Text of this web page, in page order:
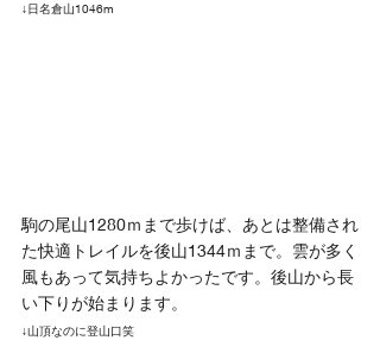
↓日名倉山1046m
駒の尾山1280ｍまで歩けば、あとは整備され
た快適トレイルを後山1344ｍまで。雲が多く
風もあって気持ちよかったです。後山から長
い下りが始まります。
↓山頂なのに登山口笑